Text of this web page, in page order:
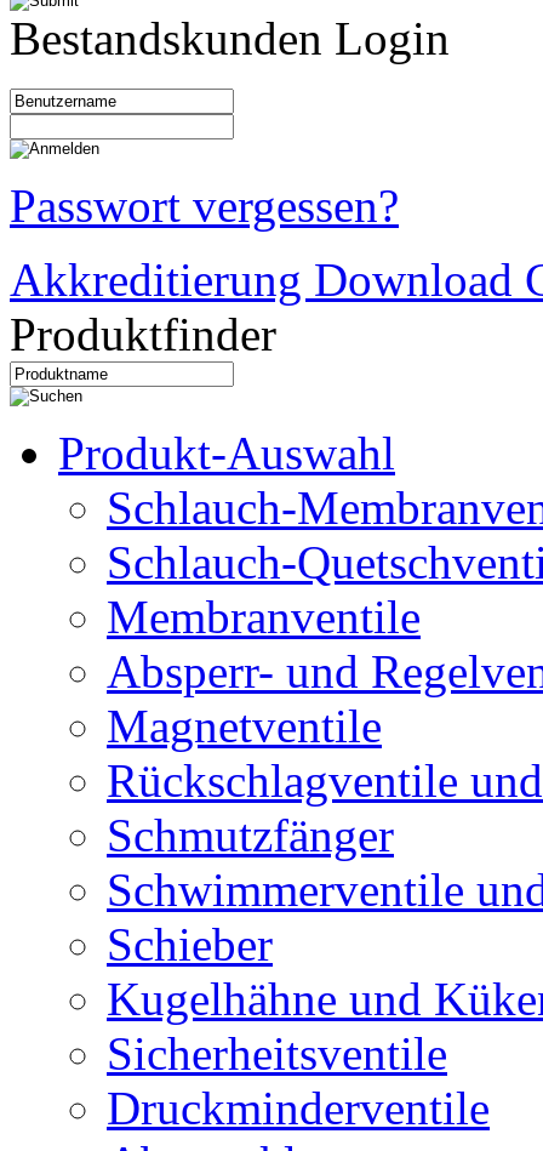
Bestandskunden Login
Passwort vergessen?
Akkreditierung Download
Produktfinder
Produkt-Auswahl
Schlauch-
Schlauch-
Membranventile
Absperr- und
Magnetventile
Rückschlagventile
Schmutzfänger
Schwimmerventile
Schieber
Kugelhähne und
Sicherheitsventile
Druckminderventile